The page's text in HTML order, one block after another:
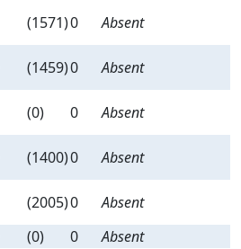
(1571)0
Absent
(1459)0
Absent
(0) 0
Absent
(1400)0
Absent
(2005)0
Absent
(0) 0
Absent